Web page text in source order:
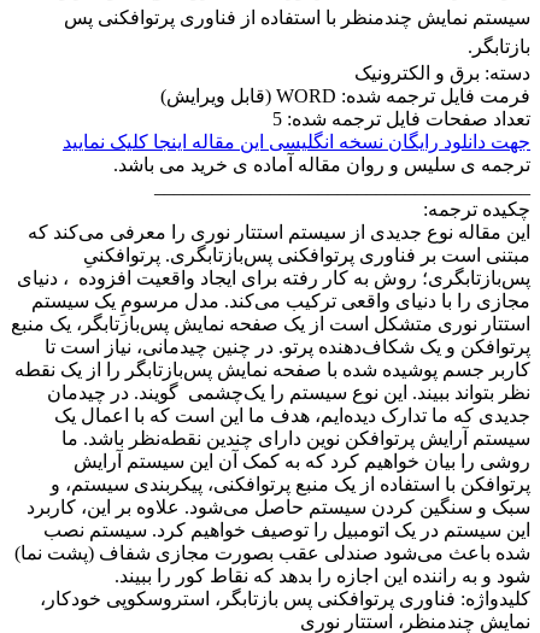
سیستم نمایش چندمنظر با استفاده از فناوری پرتوافکنی پس
بازتابگر.
دسته: برق و الکترونیک
فرمت فایل ترجمه شده: WORD (قابل ویرایش)
تعداد صفحات فایل ترجمه شده: 5
جهت دانلود رایگان نسخه انگلیسی این مقاله اینجا کلیک نمایید
ترجمه ی سلیس و روان مقاله آماده ی خرید می باشد.
چکیده ترجمه:
این مقاله نوع جدیدی از سیستم استتار نوری را معرفی می‌کند که
مبتنی است بر فناوری پرتوافکنی پس‌بازتابگری. پرتوافکنیِ
پس‌بازتابگری؛ روش به کار رفته برای ایجاد واقعیت افزوده ، دنیای
مجازی را با دنیای واقعی ترکیب می‌کند. مدل مرسومِ یک سیستم
استتار نوری متشکل است از یک صفحه نمایش پس‌بازتابگر، یک منبع
پرتوافکن و یک شکاف‌دهنده پرتو. در چنین چیدمانی، نیاز است تا
کاربر جسم پوشیده شده با صفحه نمایش پس‌بازتابگر را از یک نقطه
‌نظر بتواند ببیند. این نوع سیستم را یک‌چشمی گویند. در چیدمان
جدیدی که ما تدارک دیده‌ایم، هدف ما این است که با اعمال یک
سیستم آرایش پرتوافکن نوین دارای چندین نقطه‌نظر باشد. ما
روشی را بیان خواهیم کرد که به کمک آن این سیستم آرایش
پرتوافکن با استفاده از یک منبع پرتوافکنی، پیکربندی سیستم، و
سبک و سنگین کردن سیستم حاصل می‌شود. علاوه بر این، کاربرد
این سیستم در یک اتومبیل را توصیف خواهیم کرد. سیستم نصب
شده باعث می‌شود صندلی عقب بصورت مجازی شفاف (پشت ‌نما)
شود و به راننده این اجازه را بدهد که نقاط کور را ببیند.
کلیدواژه: فناوری پرتوافکنی پس بازتابگر، استروسکوپی خودکار،
نمایش چندمنظر، استتار نوری